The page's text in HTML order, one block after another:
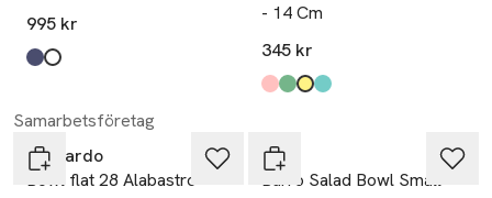
995 kr
Produkten finns i färgerna:
dark blue
offwhite
- 14 Cm
345 kr
Produkten finns i färgerna:
light pink,
green,
yellow,
teal,
Samarbetsföretag
Leonardo
Bowl flat 28 Alabastro
HAY
Barro Salad Bowl Small